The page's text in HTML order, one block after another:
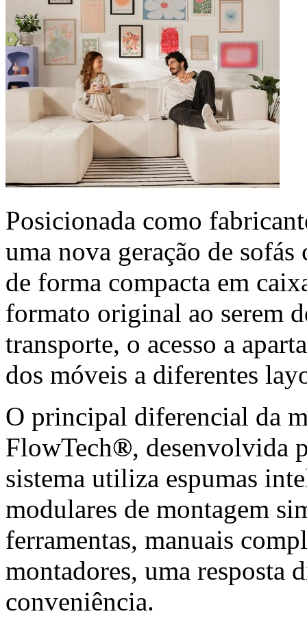
Posicionada como
uma nova geração de
de forma compacta em
formato original ao serem
transporte, o acesso a
dos móveis a diferentes
O principal diferencial da
FlowTech®, desenvolvida
sistema utiliza espumas
modulares de montagem
ferramentas, manuais
montadores, uma resposta
conveniência.